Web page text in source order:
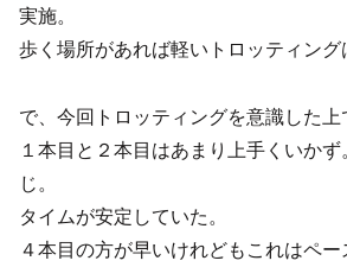
実施。
歩く場所があれば軽いトロッティング
で、今回トロッティングを意識した上
１本目と２本目はあまり上手くいか
じ。
タイムが安定していた。
４本目の方が早いけれどもこれはペ